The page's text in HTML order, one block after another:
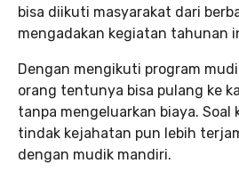
bisa diikuti masyarakat dari
mengadakan kegiatan tahunan
Dengan mengikuti program
orang tentunya bisa pulang ke
tanpa mengeluarkan biaya. Soal
tindak kejahatan pun lebih
dengan mudik mandiri.